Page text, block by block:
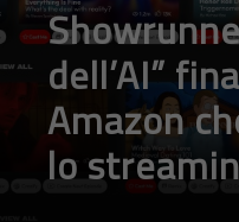
dell’AI”
Amazon
lo